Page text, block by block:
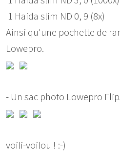
1 Haida slim ND 0, 9 (8x)
Ainsi qu'une pochette de
Lowepro.
- Un sac photo Lowepro
voili-voilou ! :-)